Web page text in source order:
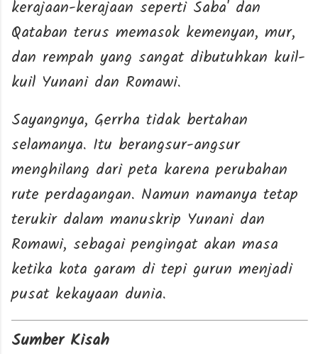
kerajaan-kerajaan seperti Saba' dan
Qataban terus memasok kemenyan, mur,
dan rempah yang sangat dibutuhkan kuil-
kuil Yunani dan Romawi.
Sayangnya, Gerrha tidak bertahan
selamanya. Itu berangsur-angsur
menghilang dari peta karena perubahan
rute perdagangan. Namun namanya tetap
terukir dalam manuskrip Yunani dan
Romawi, sebagai pengingat akan masa
ketika kota garam di tepi gurun menjadi
pusat kekayaan dunia.
Sumber Kisah